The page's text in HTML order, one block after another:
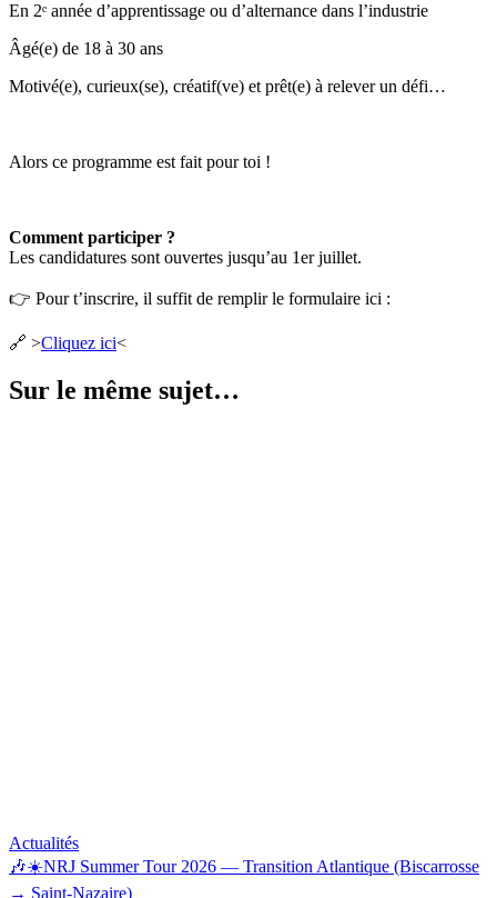
En 2ᵉ année d’apprentissage ou d’alternance dans l’industrie
Âgé(e) de 18 à 30 ans
Motivé(e), curieux(se), créatif(ve) et prêt(e) à relever un défi…
Alors ce programme est fait pour toi !
Comment participer ?
Les candidatures sont ouvertes jusqu’au 1er juillet.
👉 Pour t’inscrire, il suffit de remplir le formulaire ici :
🔗 >Cliquez ici<
Sur le même sujet…
Actualités
🎶☀️NRJ Summer Tour 2026 — Transition Atlantique (Biscarrosse
→ Saint-Nazaire)